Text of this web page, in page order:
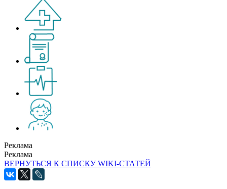
Реклама
Реклама
ВЕРНУТЬСЯ К СПИСКУ WIKI-СТАТЕЙ